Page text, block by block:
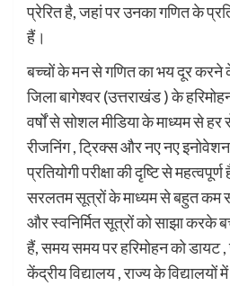
प्रेरित है, जहां पर उनका गणित के
हैं।
बच्चों के मन से गणित का भय दूर करने
जिला बागेश्वर (उत्तराखंड ) के
वर्षों से सोशल मीडिया के माध्यम से हर
रीजनिंग , ट्रिक्स और नए नए
प्रतियोगी परीक्षा की दृष्टि से
सरलतम सूत्रों के माध्यम से बहुत कम
और स्वनिर्मित सूत्रों को साझा करके
हैं, समय समय पर हरिमोहन को डायट ,
केंद्रीय विद्यालय , राज्य के विद्यालयों